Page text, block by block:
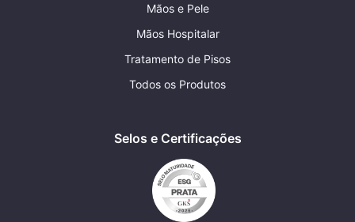
Mãos e Pele
Mãos Hospitalar
Tratamento de Pisos
Todos os Produtos
Selos e Certificações